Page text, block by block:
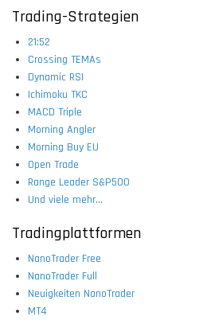
Trading-Strategien
21:52
Crossing TEMAs
Dynamic RSI
Ichimoku TKC
MACD Triple
Morning Angler
Morning Buy EU
Open Trade
Range Leader S&P500
Und viele mehr...
Tradingplattformen
NanoTrader Free
NanoTrader Full
Neuigkeiten NanoTrader
MT4